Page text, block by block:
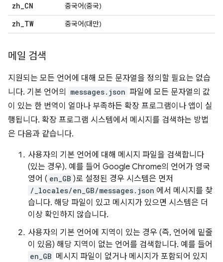
zh CN 중국어(중국)
zh TW 중국어(대만)
메일 검색
지원되는 모든 언어에 대해 모든 문자열을 정의할 필요는 없습
니다. 기본 언어의
messages.json 파일에 모든 문자열의 값
이 있는 한 번역이 얼마나 부족하든 확장 프로그램이나 앱이 실
행됩니다. 확장 프로그램 시스템에서 메시지를 검색하는 방법
은 다음과 같습니다.
사용자의 기본 언어에 대해 메시지 파일을 검색합니다
(있는 경우). 예를 들어 Google Chrome의 언어가 영국
영어 ( en_GB )로 설정된 경우 시스템은 먼저
/_locales/en_GB/messages.json 에서 메시지를 찾
습니다. 해당 파일이 있고 메시지가 있으면 시스템은 더
이상 확인하지 않습니다.
사용자의 기본 언어에 지역이 있는 경우 (즉, 언어에 밑줄
이 있음) 해당 지역이 없는 언어를 검색합니다. 예를 들어
en_GB 메시지 파일이 없거나 메시지가 포함되어 있지